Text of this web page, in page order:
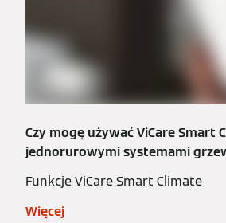
Czy mogę używać ViCare Smart
jednorurowymi systemami
Funkcje ViCare Smart Climate
Więcej